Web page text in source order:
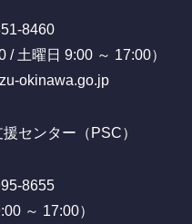
8460
/ 土曜日 9:00 ～ 17:00）
okinawa.go.jp
センター（PSC）
8655
～ 17:00）